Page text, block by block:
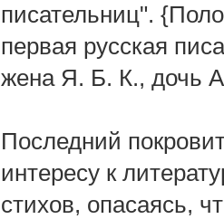
писательниц".
первая русская
жена Я. Б. К., дочь
Последний
интересу к
стихов, опасаясь,